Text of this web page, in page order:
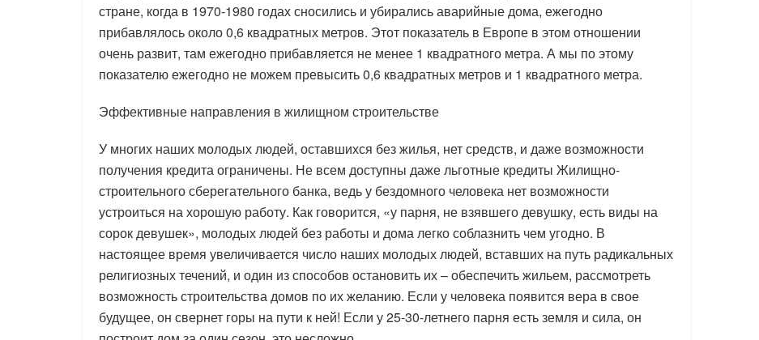
стране, когда в 1970-1980 годах сносились и убирались аварийные дома, ежегодно
прибавлялось около 0,6 квадратных метров. Этот показатель в Европе в этом отношении
очень развит, там ежегодно прибавляется не менее 1 квадратного метра. А мы по этому
показателю ежегодно не можем превысить 0,6 квадратных метров и 1 квадратного метра.
Эффективные направления в жилищном строительстве
У многих наших молодых людей, оставшихся без жилья, нет средств, и даже возможности
получения кредита ограничены. Не всем доступны даже льготные кредиты Жилищно-
строительного сберегательного банка, ведь у бездомного человека нет возможности
устроиться на хорошую работу. Как говорится, «у парня, не взявшего девушку, есть виды на
сорок девушек», молодых людей без работы и дома легко соблазнить чем угодно. В
настоящее время увеличивается число наших молодых людей, вставших на путь радикальных
религиозных течений, и один из способов остановить их – обеспечить жильем, рассмотреть
возможность строительства домов по их желанию. Если у человека появится вера в свое
будущее, он свернет горы на пути к ней! Если у 25-30-летнего парня есть земля и сила, он